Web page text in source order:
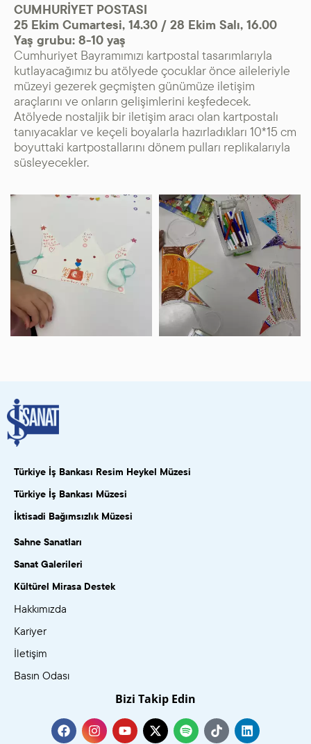
CUMHURİYET POSTASI
25 Ekim Cumartesi, 14.30 / 28 Ekim Salı, 16.00
Yaş grubu: 8-10 yaş
Cumhuriyet Bayramımızı kartpostal tasarımlarıyla
kutlayacağımız bu atölyede çocuklar önce aileleriyle
müzeyi gezerek geçmişten günümüze iletişim
araçlarını ve onların gelişimlerini keşfedecek.
Atölyede nostaljik bir iletişim aracı olan kartpostalı
tanıyacaklar ve keçeli boyalarla hazırladıkları 10*15 cm
boyuttaki kartpostallarını dönem pulları replikalarıyla
süsleyecekler.
Türkiye İş Bankası Resim Heykel Müzesi
Türkiye İş Bankası Müzesi
İktisadi Bağımsızlık Müzesi
Sahne Sanatları
Sanat Galerileri
Kültürel Mirasa Destek
Hakkımızda
Kariyer
İletişim
Basın Odası
Bizi Takip Edin